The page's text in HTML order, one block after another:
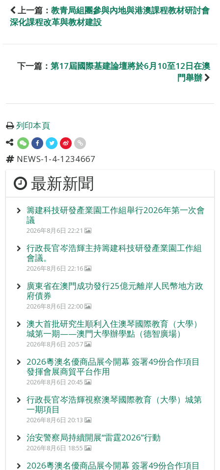
上一篇： 教青局組團參與內地與港澳課程教材研討會
深化課程改革與教材建設
下一篇： 第17屆國際基建論壇將於6月10至12日在澳
門舉辦
列印本頁
NEWS-1-4-1234667
最新新聞
籌建科技研發產業園工作組舉行2026年第一次會
議
2026年8月6日 22:21
行政長官岑浩輝主持籌建科技研發產業園工作組
會議。
2026年8月6日 22:16
廣東省在澳門成功發行25億元離岸人民幣地方政
府債券
2026年8月6日 22:00
澳大首批研究生順利入住澳琴國際教育（大學）
城第一期——澳門大學辦學點（德智廣場）
2026年8月6日 20:57
2026粵澳名優商品展今開幕 簽署49份合作項目
發揮會展商貿平台作用
2026年8月6日 20:45
行政長官岑浩輝視察澳琴國際教育（大學）城第
一期項目
2026年8月6日 20:13
治安警察局持續開展“雷霆2026”行動
2026年8月6日 18:55
2026粵澳名優商品展今開幕 簽署49份合作項目